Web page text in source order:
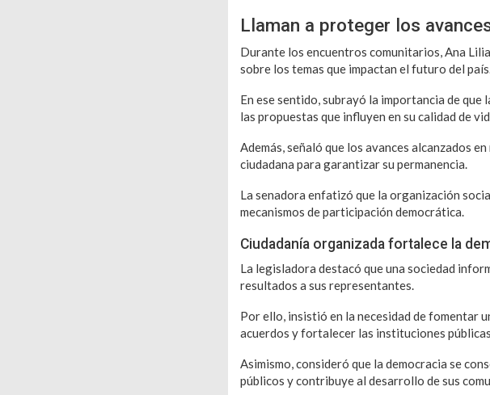
Llaman a proteger los
Durante los encuentros comunitarios, Ana
sobre los temas que impactan el futuro del
En ese sentido, subrayó la importancia de
las propuestas que influyen en su calidad de
Además, señaló que los avances alcanzados
ciudadana para garantizar su permanencia.
La senadora enfatizó que la organización
mecanismos de participación democrática.
Ciudadanía organizada fortalece la
La legisladora destacó que una sociedad
resultados a sus representantes.
Por ello, insistió en la necesidad de fomentar
acuerdos y fortalecer las instituciones
Asimismo, consideró que la democracia se
públicos y contribuye al desarrollo de sus